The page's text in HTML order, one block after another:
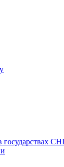
государствах